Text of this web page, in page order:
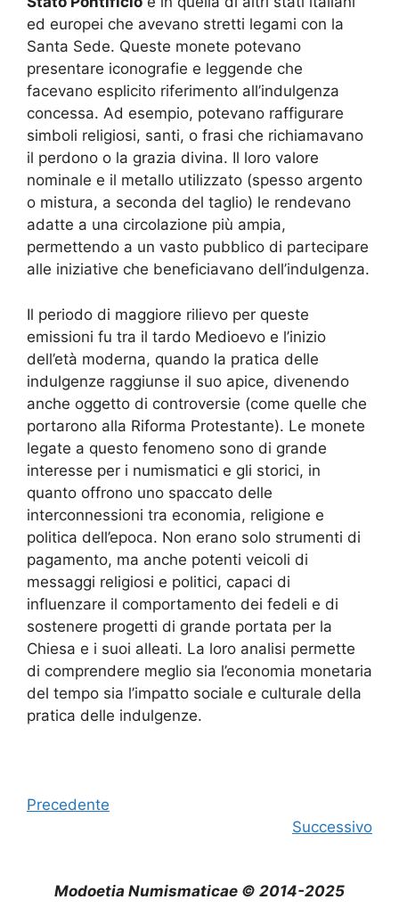
ed europei che avevano stretti legami con la
Santa Sede. Queste monete potevano
presentare iconografie e leggende che
facevano esplicito riferimento all’indulgenza
concessa. Ad esempio, potevano raffigurare
simboli religiosi, santi, o frasi che richiamavano
il perdono o la grazia divina. Il loro valore
nominale e il metallo utilizzato (spesso argento
o mistura, a seconda del taglio) le rendevano
adatte a una circolazione più ampia,
permettendo a un vasto pubblico di partecipare
alle iniziative che beneficiavano dell’indulgenza.
Il periodo di maggiore rilievo per queste
emissioni fu tra il tardo Medioevo e l’inizio
dell’età moderna, quando la pratica delle
indulgenze raggiunse il suo apice, divenendo
anche oggetto di controversie (come quelle che
portarono alla Riforma Protestante). Le monete
legate a questo fenomeno sono di grande
interesse per i numismatici e gli storici, in
quanto offrono uno spaccato delle
interconnessioni tra economia, religione e
politica dell’epoca. Non erano solo strumenti di
pagamento, ma anche potenti veicoli di
messaggi religiosi e politici, capaci di
influenzare il comportamento dei fedeli e di
sostenere progetti di grande portata per la
Chiesa e i suoi alleati. La loro analisi permette
di comprendere meglio sia l’economia monetaria
del tempo sia l’impatto sociale e culturale della
pratica delle indulgenze.
Precedente
Successivo
Modoetia Numismaticae © 2014-2025